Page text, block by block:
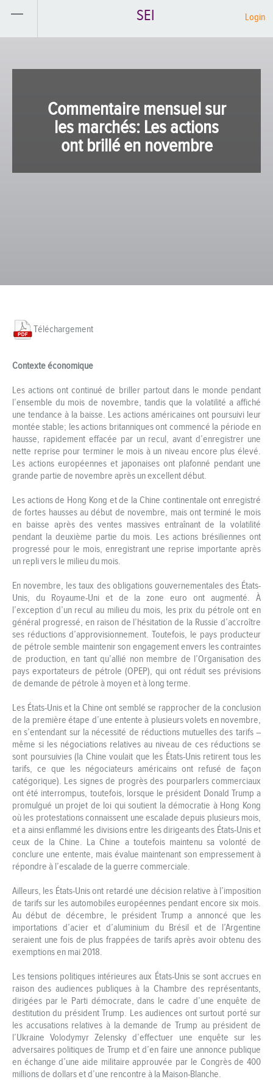
SEI Login
Commentaire mensuel sur
les marchés: Les actions
ont brillé en novembre
Téléchargement
Contexte économique
Les actions ont continué de briller partout dans le monde pendant
l’ensemble du mois de novembre, tandis que la volatilité a affiché
une tendance à la baisse. Les actions américaines ont poursuivi leur
montée stable; les actions britanniques ont commencé la période en
hausse, rapidement effacée par un recul, avant d’enregistrer une
nette reprise pour terminer le mois à un niveau encore plus élevé.
Les actions européennes et japonaises ont plafonné pendant une
grande partie de novembre après un excellent début.
Les actions de Hong Kong et de la Chine continentale ont enregistré
de fortes hausses au début de novembre, mais ont terminé le mois
en baisse après des ventes massives entraînant de la volatilité
pendant la deuxième partie du mois. Les actions brésiliennes ont
progressé pour le mois, enregistrant une reprise importante après
un repli vers le milieu du mois.
En novembre, les taux des obligations gouvernementales des États-
Unis, du Royaume-Uni et de la zone euro ont augmenté. À
l’exception d’un recul au milieu du mois, les prix du pétrole ont en
général progressé, en raison de l’hésitation de la Russie d’accroître
ses réductions d’approvisionnement. Toutefois, le pays producteur
de pétrole semble maintenir son engagement envers les contraintes
de production, en tant qu’allié non membre de l’Organisation des
pays exportateurs de pétrole (OPEP), qui ont réduit ses prévisions
de demande de pétrole à moyen et à long terme.
Les États-Unis et la Chine ont semblé se rapprocher de la conclusion
de la première étape d’une entente à plusieurs volets en novembre,
en s’entendant sur la nécessité de réductions mutuelles des tarifs –
même si les négociations relatives au niveau de ces réductions se
sont poursuivies (la Chine voulait que les États-Unis retirent tous les
tarifs, ce que les négociateurs américains ont refusé de façon
catégorique). Les signes de progrès des pourparlers commerciaux
ont été interrompus, toutefois, lorsque le président Donald Trump a
promulgué un projet de loi qui soutient la démocratie à Hong Kong
où les protestations connaissent une escalade depuis plusieurs mois,
et a ainsi enflammé les divisions entre les dirigeants des États-Unis et
ceux de la Chine. La Chine a toutefois maintenu sa volonté de
conclure une entente, mais évalue maintenant son empressement à
répondre à l’escalade de la guerre commerciale.
Ailleurs, les États-Unis ont retardé une décision relative à l’imposition
de tarifs sur les automobiles européennes pendant encore six mois.
Au début de décembre, le président Trump a annoncé que les
importations d’acier et d’aluminium du Brésil et de l’Argentine
seraient une fois de plus frappées de tarifs après avoir obtenu des
exemptions en mai 2018.
Les tensions politiques intérieures aux États-Unis se sont accrues en
raison des audiences publiques à la Chambre des représentants,
dirigées par le Parti démocrate, dans le cadre d’une enquête de
destitution du président Trump. Les audiences ont surtout porté sur
les accusations relatives à la demande de Trump au président de
l’Ukraine Volodymyr Zelensky d’effectuer une enquête sur les
adversaires politiques de Trump et d’en faire une annonce publique
en échange d’une aide militaire approuvée par le Congrès de 400
millions de dollars et d’une rencontre à la Maison-Blanche.